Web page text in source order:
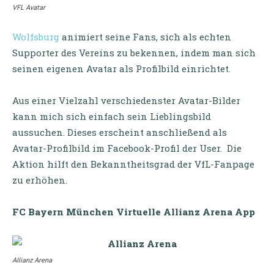
VFL Avatar
Wolfsburg animiert seine Fans, sich als echten
Supporter des Vereins zu bekennen, indem man sich
seinen eigenen Avatar als Profilbild einrichtet.
Aus einer Vielzahl verschiedenster Avatar-Bilder
kann mich sich einfach sein Lieblingsbild
aussuchen. Dieses erscheint anschließend als
Avatar-Profilbild im Facebook-Profil der User. Die
Aktion hilft den Bekanntheitsgrad der VfL-Fanpage
zu erhöhen.
FC Bayern München Virtuelle Allianz Arena App
Allianz Arena